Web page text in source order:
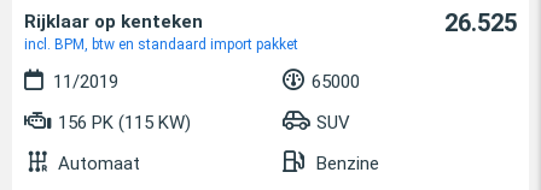
Rijklaar op kenteken
incl. BPM, btw en standaard import pakket
26.525
11/2019
65000
156 PK (115 KW)
SUV
Automaat
Benzine